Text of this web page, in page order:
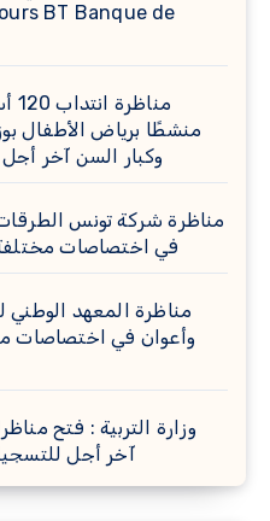
منشطًا برياض الأطفال
وكبار السن آخر أجل للتسجيل
في اختصاصات مختلفة آخر أجل
مناظرة المعهد الوطني
آخر أجل للتسجيل عن